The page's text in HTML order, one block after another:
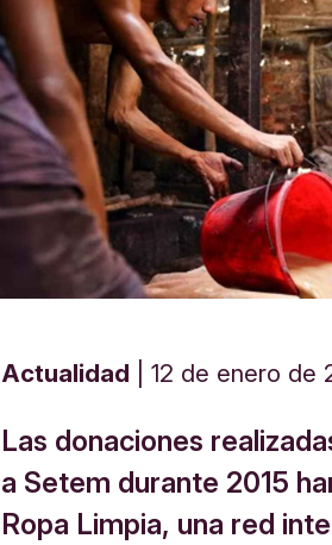
Actualidad 12 de enero de
Las donaciones
a Setem durante 2015
Ropa Limpia, una red